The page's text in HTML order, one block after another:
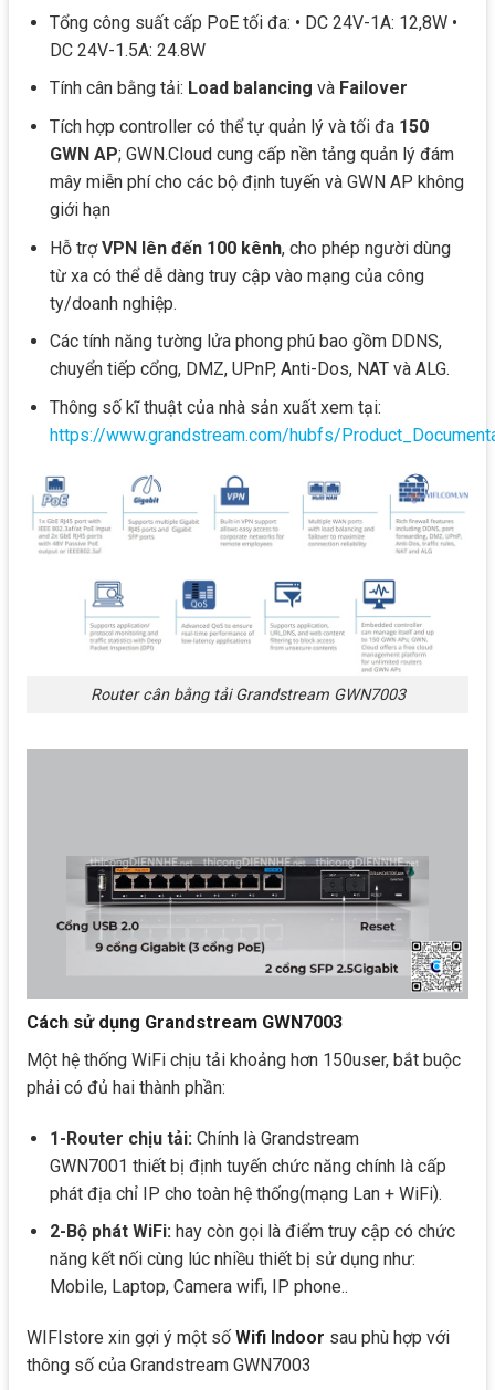
Tổng công suất cấp PoE tối đa: • DC 24V-1A: 12,8W •
DC 24V-1.5A: 24.8W
Tính cân bằng tải: Load balancing vàFailover
Tích hợp controller có thể tự quản lý và tối đa 150
GWN AP; GWN.Cloud cung cấp nền tảng quản lý đám
mây miễn phí cho các bộ định tuyến và GWN AP không
giới hạn
Hỗ trợVPN lên đến 100 kênh, cho phép người dùng
từ xa có thể dễ dàng truy cập vào mạng của công
ty/doanh nghiệp.
Các tính năng tường lửa phong phú bao gồm DDNS,
chuyển tiếp cổng, DMZ, UPnP, Anti-Dos, NAT và ALG.
Thông số kĩ thuật của nhà sản xuất xem tại:
https://www.grandstream.com/hubfs/
Router cân bằng tải Grandstream GWN7003
Cách sử dụng Grandstream GWN7003
Một hệ thống WiFi chịu tải khoảng hơn 150user, bắt buộc
phải có đủ hai thành phần:
1-Router chịu tải: Chính là Grandstream
GWN7001 thiết bị định tuyến chức năng chính là cấp
phát địa chỉ IP cho toàn hệ thống(mạng Lan + WiFi).
2-Bộ phát WiFi:hay còn gọi là điểm truy cập có chức
năng kết nối cùng lúc nhiều thiết bị sử dụng như:
Mobile, Laptop, Camera wifi, IP phone..
WIFIstore xin gợi ý một số Wifi Indoor sau phù hợp với
thông số của Grandstream GWN7003